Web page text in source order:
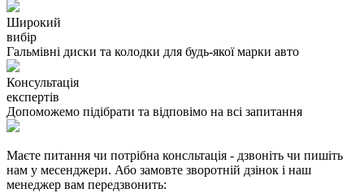
Широкий
вибір
Гальмівні диски та колодки для будь-якої марки авто
Консультація
експертів
Допоможемо підібрати та відповімо на всі запитання
Маєте питання чи потрібна консльтація - дзвоніть чи пишіть
нам у месенджери. Або замовте зворотній дзінок і наш
менеджер вам передзвонить: